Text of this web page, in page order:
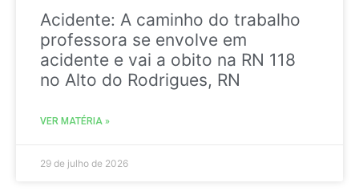
Acidente: A caminho do trabalho
professora se envolve em
acidente e vai a obito na RN 118
no Alto do Rodrigues, RN
VER MATÉRIA »
29 de julho de 2026